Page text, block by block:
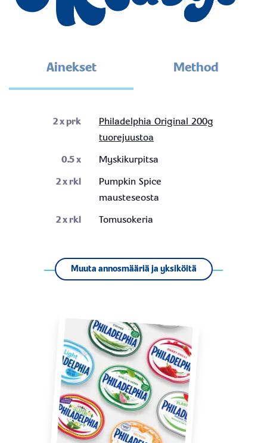
Ainekset Method
2x prk
Philadelphia Original 200g
tuorejuustoa
0.5x
Myskikurpitsa
2x rkl
Pumpkin Spice
mausteseosta
2x rkl Tomusokeria
Muuta annosmääriä ja yksiköitä